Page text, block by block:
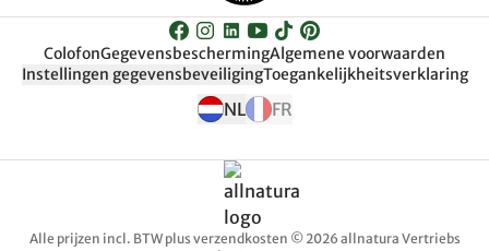
ColofonGegevensbeschermingAlgemene voorwaarden
Instellingen gegevensbeveiligingToegankelijkheitsverklaring
NL FR
Alle prijzen incl. BTW plus verzendkosten © 2026 allnatura Vertriebs